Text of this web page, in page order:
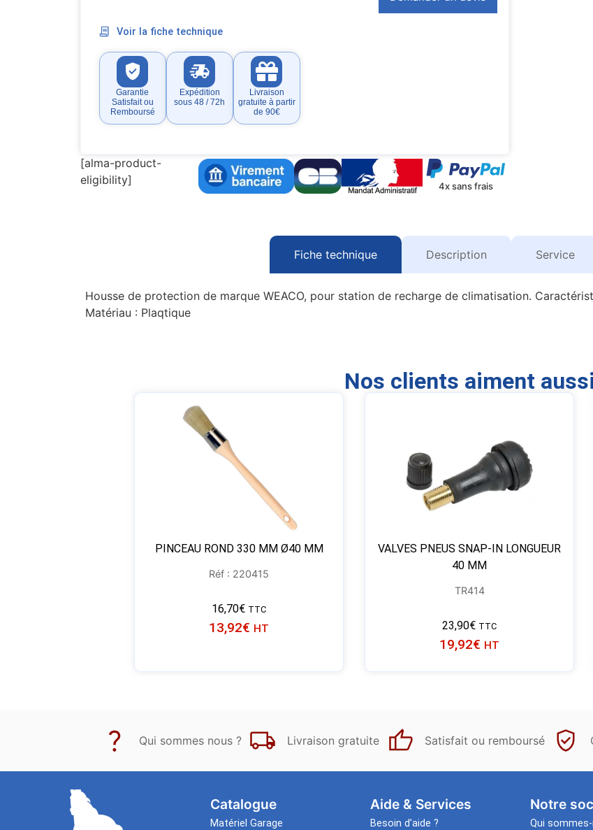
Voir la fiche technique
Garantie
Satisfait ou
Remboursé
Expédition
sous 48 / 72h
Livraison
gratuite à partir
de 90€
[alma-product-
eligibility]
4x sans frais
Fiche technique Description Service
Housse de protection de marque WEACO, pour station de recharge de climatisation.
Matériau : Plaqtique
Nos clients aiment aussi
PINCEAU ROND 330 MM Ø40 MM
Réf : 220415
16,70€ TTC
13,92€ HT
VALVES PNEUS SNAP-IN LONGUEUR
40 MM
TR414
23,90€ TTC
19,92€ HT
Qui sommes nous ? Livraison gratuite Satisfait ou remboursé
Catalogue
Matériel Garage
Aide & Services​
Besoin d’aide ?
Notre
Qui